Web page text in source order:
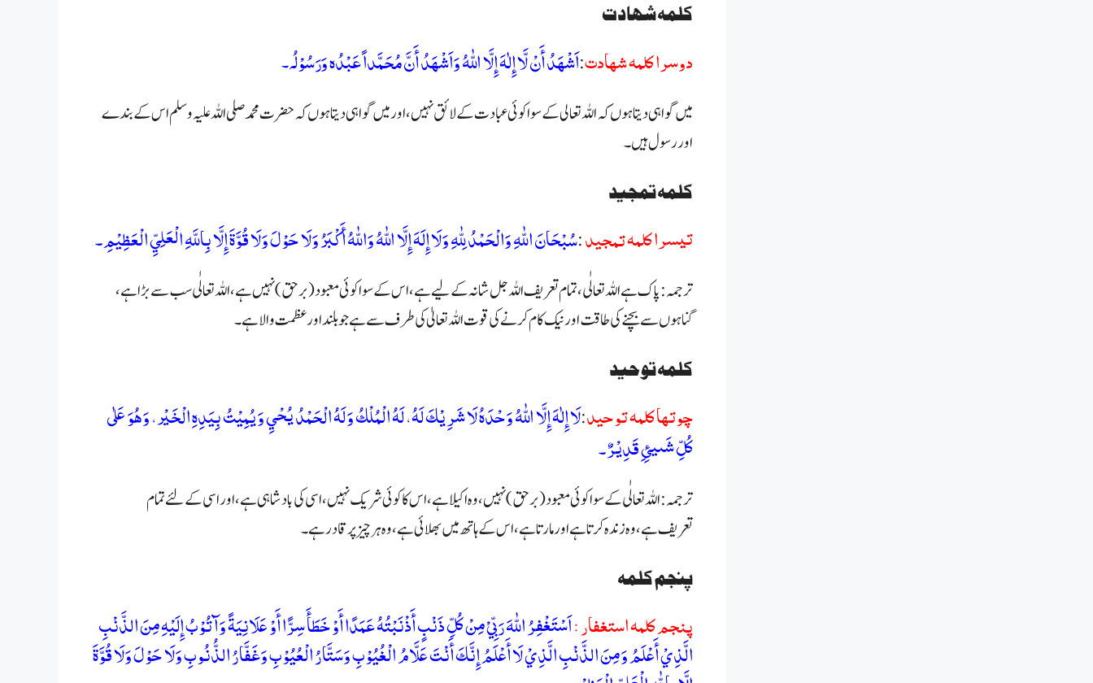
کلمہ شہادت
دوسرا كلمہ شهادت:اَشْهَدُ أَنْ لَّا إِلٰهَ إِلَّا اللّٰهُ وَاَشْهَدُ أَنَّ مُحَمَّداً عَبْدُہ وَرَسُوْلُہ۔
میں گواہی دیتا ہوں کہاللہ تعالی کے سوا کوئی عبادت کے لائق نہیں، اورمیں گواہی دیتا ہوں کہحضرت محمد صلی اللہ علیہ وسلماس کے بندے
اور رسول ہیں۔
کلمہ تمجید
تيسرا كلمہ تمجيد:سُبْحَانَ اللّٰهِ وَالْحَمْدُ لِلّٰهِ وَلَا إِلَهَ إِلَّا اللّٰهُ وَاللّٰهُ أَكْبَرُ وَلَا حَوْلَ وَلَا قُوَّةَ إِلَّا بِاللَّهِ الْعَلِيِّ الْعَظِيْمِ۔
ترجمہ : پاک ہے اللہ تعالٰی، تمام تعریف اللہ جل شانہ کے لیے ہے، اس کے سوا کوئی معبود (بر حق) نہیں ہے، اللہ تعالٰی سب سے بڑا ہے،
گناہوں سے بچنے کی طاقت اور نیک کام کرنے کی قوت اللہ تعالیٰ کی طرف سے ہے جو بلند اور عظمت والا ہے۔
کلمہ توحید
چوتها كلمہ توحيد:لَا إِلٰهَ إِلَّا اللّٰهُ وَحْدَهُ لَا شَرِيْكَ لَهُ، لَهُ الْمُلْكُ وَلَهُ الْحَمْدُ يُحْيِ وَيُمِيْتُ بِيَدِهِ الْخَيْر، وَهُوَ عَلٰى
كُلِّ شَىیئِِ قَدِيْرٌ۔
ترجمہ : اللہ تعالٰی کے سوا کوئی معبود (بر حق) نہیں، وہ اکیلا ہے،اس کا کوئی شریک نہیں، اسی کی بادشاہی ہے، اور اسی کے لئے تمام
تعریفہے، وہ زندہ کرتا ہے اور مارتا ہے، اس کے ہاتھ میں بھلائی ہے، وہ ہر چیز پر قادر ہے۔
پنجم کلمہ
پنجم کلمه استغفار :اَسْتَغْفِرُ اللّٰهَ رَبِّيْ مِنْ كُلِّ ذَنْبٍ أَذْنَبْتُهُ عَمَدًا أَوْ خَطَأَ سِرًّا أَوْ عَلَانِيَةً وَآتُوْبُ إِلَيْهِ مِنَ الذَّنْبِ
الَّذِيْ أَعْلَمُ وَمِنَ الذَّنْبِ الَّذِيْ لَا أَعْلَمُ إِنَّكَ أَنْتَ عَلَّامُ الْغُيُوْبِ وَسَتَّارُ الْعُيُوْبِ وَغَفَّارُ الذُّنُوبِ وَلَا حَوْلَ وَلَا قُوَّةَ